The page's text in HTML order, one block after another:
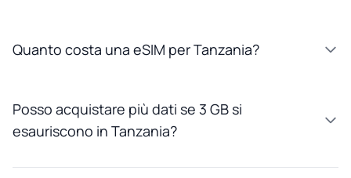
Quanto costa una eSIM per Tanzania?
Posso acquistare più dati se 3 GB si
esauriscono in Tanzania?